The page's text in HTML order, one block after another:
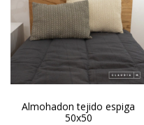
Almohadon tejido espiga
50x50